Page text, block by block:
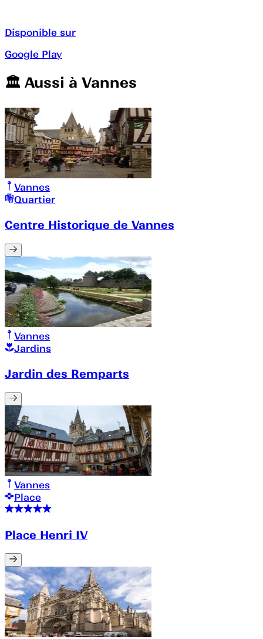
Disponible sur
Google Play
🏛️️ Aussi à Vannes
Vannes
Quartier
Centre Historique de Vannes
Vannes
Jardins
Jardin des Remparts
Vannes
Place
Place Henri IV